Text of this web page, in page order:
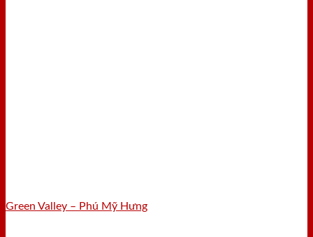
Green Valley – Phú Mỹ Hưng